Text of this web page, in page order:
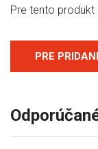
Pre tento produkt
PRE